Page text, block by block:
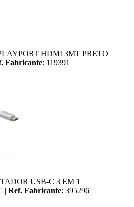
HDMI 3MT PRETO
Fabricante: 119391
USB-C 3 EM 1
| Ref. Fabricante: 395296